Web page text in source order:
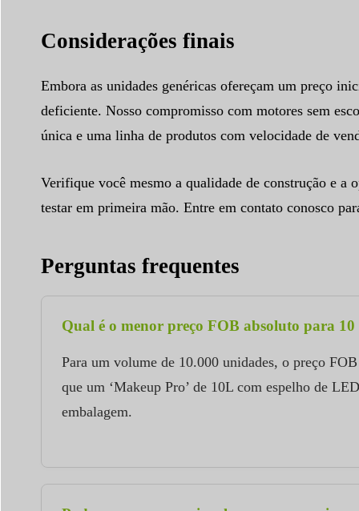
Considerações finais
Embora as unidades genéricas ofereçam um preço
deficiente. Nosso compromisso com motores sem
única e uma linha de produtos com velocidade de
Verifique você mesmo a qualidade de construção e a
testar em primeira mão. Entre em contato conosco
Perguntas frequentes
Qual é o menor preço FOB absoluto para
Para um volume de 10.000 unidades, o preço
que um ‘Makeup Pro’ de 10L com espelho de
embalagem.